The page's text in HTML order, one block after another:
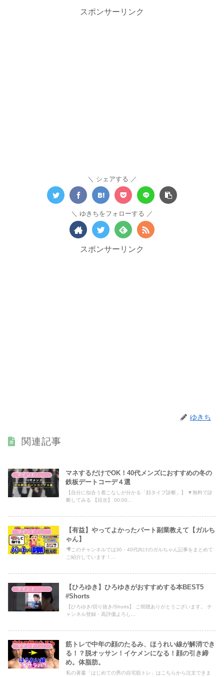
スポンサーリンク
シェアする
ゆきちをフォローする
スポンサーリンク
ゆきち
関連記事
マインド・哲学
マネするだけでOK！40代メンズにおすすめの冬の
鉄板デートコーデ４選
【自分に似合う着こなしが分かる「顔タイプ診断」】 ▼無料で診
断してみる 【目次】 00:00...
【有益】やってよかったパート副業教えて【ガルち
ゃん】
🎥このチャンネルでは30・40代向けのガルちゃん記事をまとめて
ご紹介しています！...
【ひろゆき】ひろゆきがおすすめする本BEST5
#Shorts
【ひろゆき/切り抜き/Shorts】 ご視聴ありがとうございます。 チ
ャンネル登録・高評価よろし...
筋トレで中年の顔のたるみ、ほうれい線が解消でき
る！？脱オッサン！イケメンになる！顔の引き締
め。体脂肪。
私の著書「はじめての男の自宅筋トレ」はこちらから注文できま